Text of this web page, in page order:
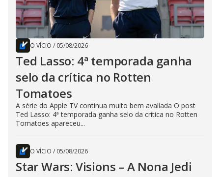
O VÍCIO / 05/08/2026
Ted Lasso: 4ª temporada ganha
selo da crítica no Rotten
Tomatoes
A série do Apple TV continua muito bem avaliada O post
Ted Lasso: 4ª temporada ganha selo da crítica no Rotten
Tomatoes apareceu...
O VÍCIO / 05/08/2026
Star Wars: Visions – A Nona Jedi